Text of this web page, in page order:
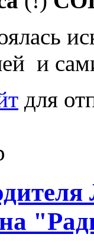
и
для